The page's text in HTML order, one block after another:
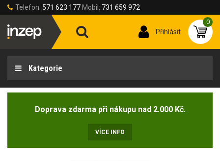
Telefon: 571 623 177 Mobil: 731 659 972
Přihlásit
0
Kategorie
Doprava zdarma při nákupu nad 2.000 Kč.
VÍCE INFO